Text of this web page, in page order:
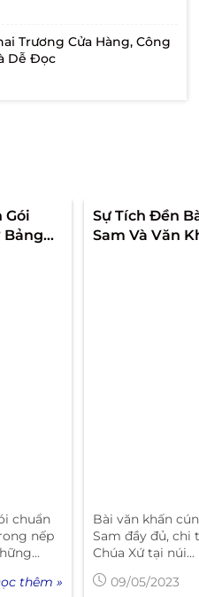
Trương Cửa Hàng, Công
Dễ Đọc
Gói
Bảng
chuẩn
nếp
thêm »
Sự Tích Đền
Sam Và Văn
Bài văn khấn
Sam đầy đủ, chi tiết
Chúa Xứ tại núi...
09/05/2023